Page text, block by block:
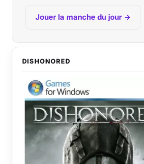
Jouer la manche du jour →
DISHONORED